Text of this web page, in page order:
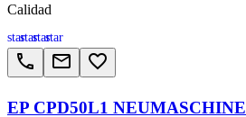
Calidad
starstarstarstar
call email favorite_border
EP CPD50L1 NEUMASCHINE